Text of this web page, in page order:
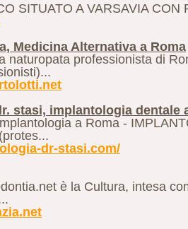
SITUATO A VARSAVIA
Medicina Alternativa a Roma
naturopata professionista di
stasi, implantologia dentale
a Roma -
dr-stasi.com/
è la Cultura, intesa